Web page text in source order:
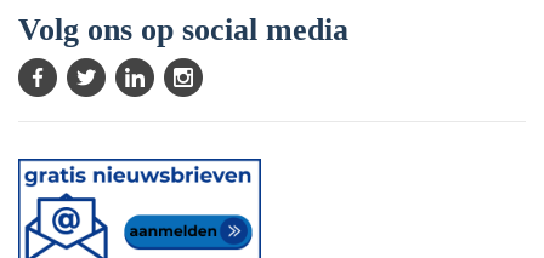
Volg ons op social media